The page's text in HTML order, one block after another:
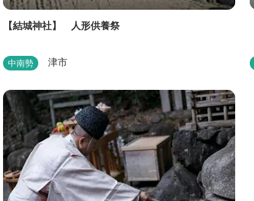
【結城神社】 人形供養祭
中南勢 津市